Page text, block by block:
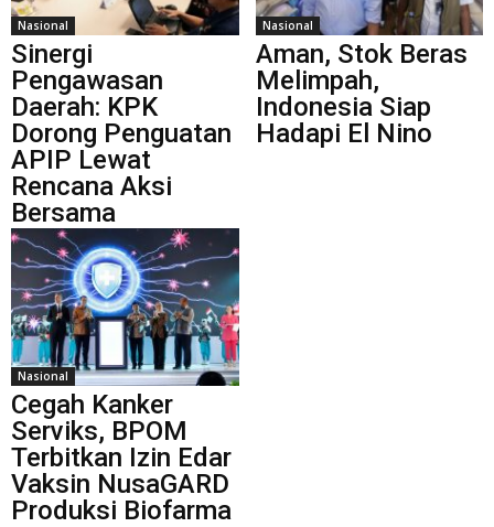
Nasional
Sinergi
Pengawasan
Daerah: KPK
Dorong Penguatan
APIP Lewat
Rencana Aksi
Bersama
Nasional
Aman, Stok Beras
Melimpah,
Indonesia Siap
Hadapi El Nino
Nasional
Cegah Kanker
Serviks, BPOM
Terbitkan Izin Edar
Vaksin NusaGARD
Produksi Biofarma